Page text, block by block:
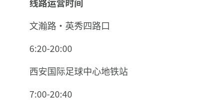
文瀚路·英秀四路口
6:20-20:00
西安国际足球中心地铁站
7:00-20:40